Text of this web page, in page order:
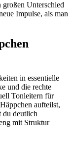
großen Unterschied
Impulse, als man
in essentielle
und die rechte
Tonleitern für
aufteilst,
du deutlich
mit Struktur